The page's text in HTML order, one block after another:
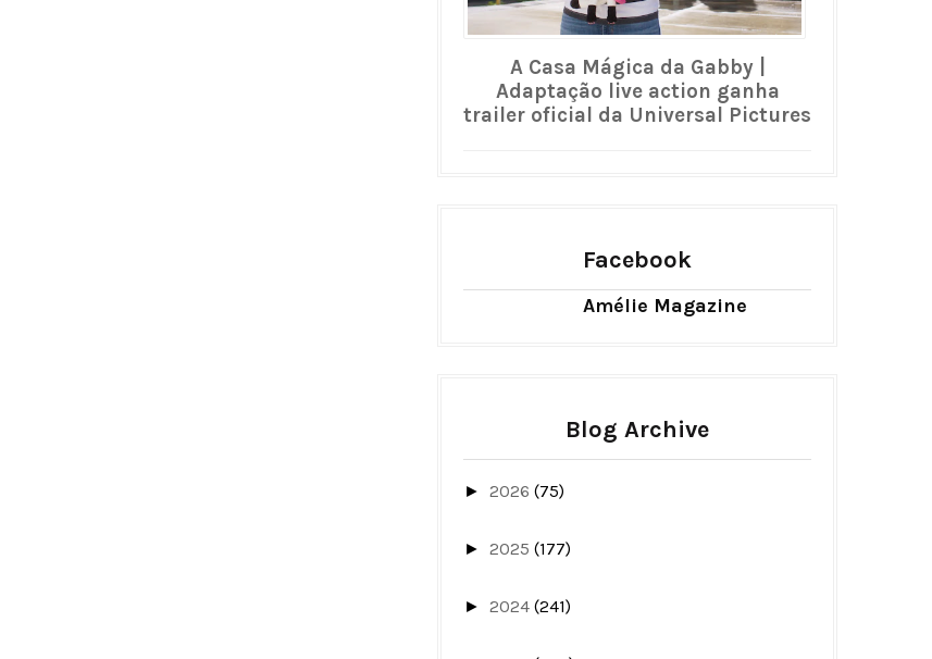
A Casa Mágica da Gabby |
Adaptação live action ganha
trailer oficial da Universal Pictures
Facebook
Amélie Magazine
Blog Archive
► 2026 (75)
► 2025 (177)
► 2024 (241)